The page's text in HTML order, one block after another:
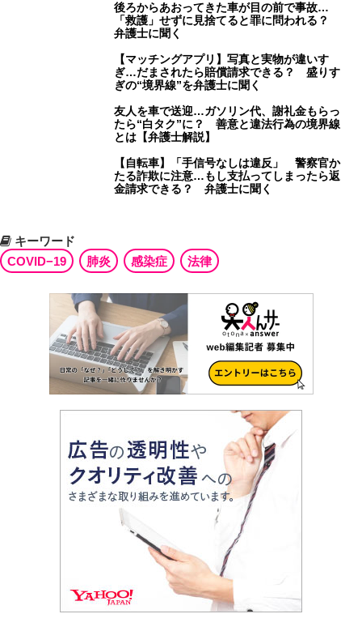
後ろからあおってきた車が目の前で事故…
「救護」せずに見捨てると罪に問われる？
弁護士に聞く
【マッチングアプリ】写真と実物が違いす
ぎ…だまされたら賠償請求できる？ 盛りす
ぎの“境界線”を弁護士に聞く
友人を車で送迎…ガソリン代、謝礼金もらっ
たら“白タク”に？ 善意と違法行為の境界線
とは【弁護士解説】
【自転車】「手信号なしは違反」 警察官か
たる詐欺に注意…もし支払ってしまったら返
金請求できる？ 弁護士に聞く
キーワード
COVID−19
肺炎 感染症 法律